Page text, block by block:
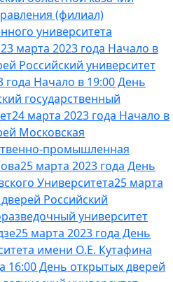
(филиал)
университета
23 марта 2023 года Начало в
Российский университет
года Начало в 19:00 День
государственный
24 марта 2023 года Начало в
Московская
промышленная
25 марта 2023 года День
Университета25 марта
Российский
университет
25 марта 2023 года День
имени О.Е. Кутафина
16:00 День открытых дверей